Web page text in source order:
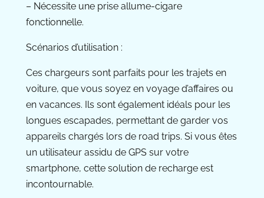
– Nécessite une prise allume-cigare
fonctionnelle.
Scénarios d’utilisation :
Ces chargeurs sont parfaits pour les trajets en
voiture, que vous soyez en voyage d’affaires ou
en vacances. Ils sont également idéals pour les
longues escapades, permettant de garder vos
appareils chargés lors de road trips. Si vous êtes
un utilisateur assidu de GPS sur votre
smartphone, cette solution de recharge est
incontournable.